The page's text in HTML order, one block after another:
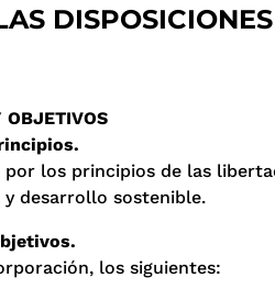
OBJETIVOS
por los principios de las
y desarrollo sostenible.
los siguientes: